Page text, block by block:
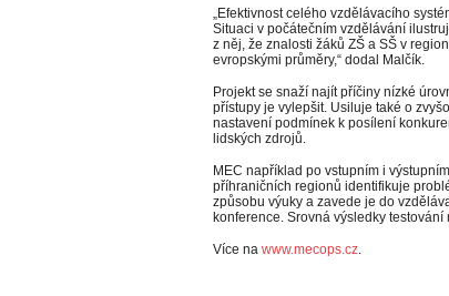
„Efektivnost celého vzdělávacího
Situaci v počátečním vzdělávání
z něj, že znalosti žáků ZŠ a SŠ v
evropskými průměry,“ dodal Malčík.
Projekt se snaží najít příčiny nízké
přístupy je vylepšit. Usiluje také o
nastavení podmínek k posílení
lidských zdrojů.
MEC například po vstupním i
příhraničních regionů identifikuje
způsobu výuky a zavede je do
konference. Srovná výsledky
Více na www.mecops.cz.